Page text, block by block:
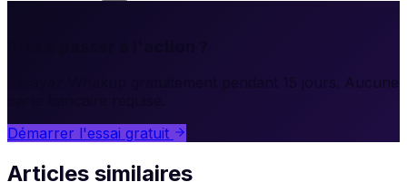
Essayez Whakup gratuitement pendant 15 jours. Aucune
Démarrer l'essai gratuit
Articles similaires